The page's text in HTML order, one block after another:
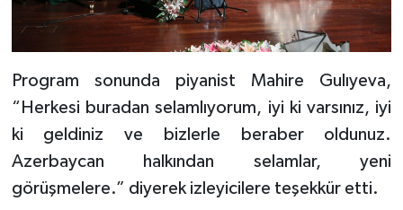
Program sonunda piyanist Mahire Gulıyeva,
“Herkesi buradan selamlıyorum, iyi ki varsınız, iyi
ki geldiniz ve bizlerle beraber oldunuz.
Azerbaycan halkından selamlar, yeni
görüşmelere.” diyerek izleyicilere teşekkür etti.